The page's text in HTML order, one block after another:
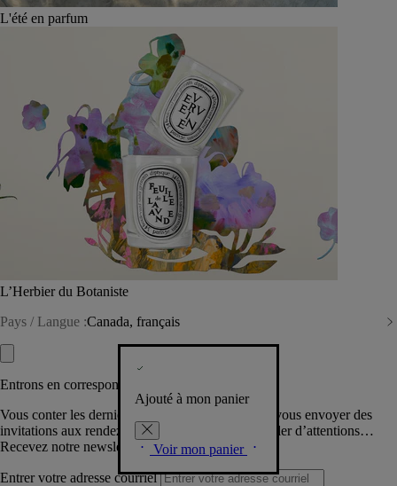
L'été en parfum
L’Herbier du Botaniste
Pays / Langue :Canada, français
Ajouté à mon panier
Voir mon panier
Entrons en correspondance​
Vous conter les dernières créations de la Maison, vous envoyer des
invitations aux rendez-vous Diptyque, vous combler d’attentions…
Recevez notre newsletter.
Entrer votre adresse courriel